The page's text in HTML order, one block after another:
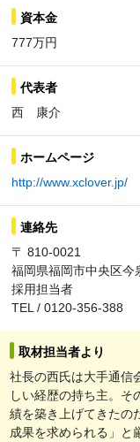
資本金
777万円
代表者
西 康介
ホームページ
http://www.xclover.jp/
連絡先
〒 810-0021
福岡県福岡市中央区
採用担当者
TEL / 0120-356-388
取材担当者より
社長の西氏は大手通信
しい経歴の持ち主。そ
績を築き上げてきたの
成果を求められる」と